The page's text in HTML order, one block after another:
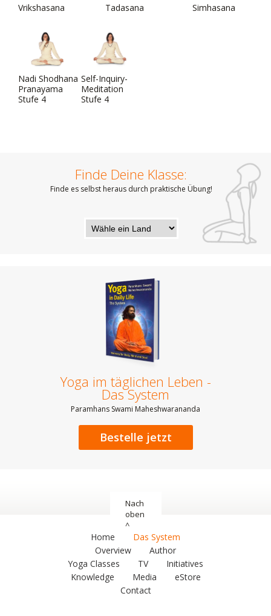
Vrikshasana Tadasana Simhasana
Nadi Shodhana
Pranayama
Stufe 4
Self-Inquiry-
Meditation
Stufe 4
Finde Deine Klasse:
Finde es selbst heraus durch praktische Übung!
Yoga im täglichen Leben -
Das System
Paramhans Swami Maheshwarananda
Bestelle jetzt
Nach
oben
^
Home
Das System
Overview
Author
Yoga Classes
TV
Initiatives
Knowledge
Media
eStore
Contact